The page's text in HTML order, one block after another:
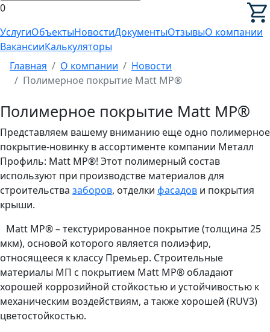
0
УслугиОбъектыНовостиДокументыОтзывыО компании
ВакансииКалькуляторы
Главная
О компании
Новости
Полимерное покрытие Matt MP®
Полимерное покрытие Matt MP®
Представляем вашему вниманию еще одно полимерное
покрытие-новинку в ассортименте компании Металл
Профиль: Matt MP®! Этот полимерный состав
используют при производстве материалов для
строительства заборов, отделки фасадов и покрытия
крыши.
Matt MP® – текстурированное покрытие (толщина 25
мкм), основой которого является полиэфир,
относящееся к классу Премьер. Строительные
материалы МП с покрытием Matt MP® обладают
хорошей коррозийной стойкостью и устойчивостью к
механическим воздействиям, а также хорошей (RUV3)
цветостойкостью.